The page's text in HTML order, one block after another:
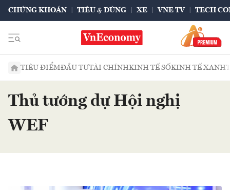
CHỨNG KHOÁN TIÊU & DÙNG XE VNE TV TECH
TIÊU ĐIỂMĐẦU TƯTÀI CHÍNHKINH TẾ SỐKINH TẾ XANH
Thủ tướng dự Hội nghị
WEF